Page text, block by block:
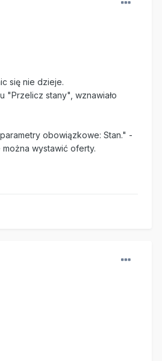
się nie dzieje.
"Przelicz stany", wznawiało
obowiązkowe: Stan." -
wystawić oferty.